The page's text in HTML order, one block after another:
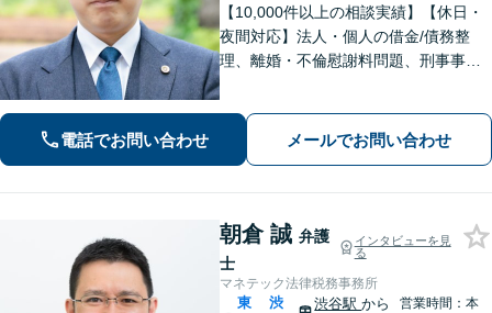
【10,000件以上の相談実績】【休日・
夜間対応】法人・個人の借金/債務整
理、離婚・不倫慰謝料問題、刑事事
応いたします。
電話でお問い合わせ メールでお問い合わせ
朝倉 誠 弁護
士
インタビューを見
る
マネテック法律税務事務所
東
渋
渋谷駅から
営業時間：本